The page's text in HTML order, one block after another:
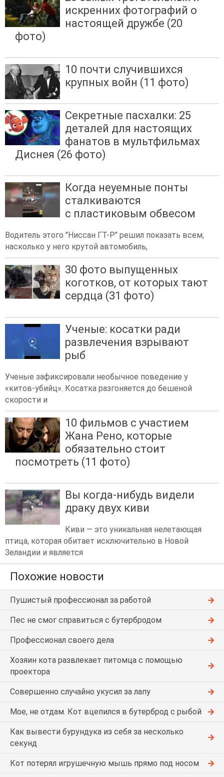
искренних фотографий о
настоящей дружбе (20
фото)
10 почти случившихся
крупных войн (11 фото)
Секретные пасхалки: 25
деталей для настоящих
фанатов в мультфильмах
Диснея (26 фото)
Когда неуемные понты
сталкиваются
с пластиковым обвесом
Водитель этого "Ниссан ГТ-Р" решил показать всем,
насколько у него крутой автомобиль,
30 фото выпущенных
коготков, от которых тают
сердца (31 фото)
Ученые: косатки ради
развлечения взрывают
рыб
Ученые зафиксировали необычное поведение у
«китов-убийц». Косатка разгоняется до бешеной
скорости и
10 фильмов с участием
Жана Рено, которые
обязательно стоит
посмотреть (11 фото)
Вы когда-нибудь видели
драку двух киви
Киви — это уникальная нелетающая
птица, которая обитает исключительно в Новой
Зеландии и является
Похожие новости
Пушистый профессионал за работой
Пес не смог справиться с бутербродом
Профессионал своего дела
Хозяин кота развлекает питомца с помощью
проектора
Совершенно случайно укусил за лапу
Мое, не отдам. Кот вцепился в бутерброд с рыбой
Как вывести бурундука из себя за несколько
секунд
Кот потерял игрушечную мышь прямо под носом